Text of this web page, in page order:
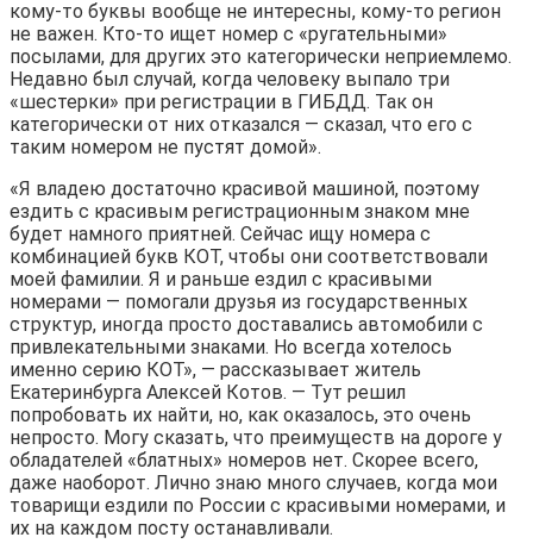
кому-то буквы вообще не интересны, кому-то регион
не важен. Кто-то ищет номер с «ругательными»
посылами, для других это категорически неприемлемо.
Недавно был случай, когда человеку выпало три
«шестерки» при регистрации в ГИБДД. Так он
категорически от них отказался — сказал, что его с
таким номером не пустят домой».
«Я владею достаточно красивой машиной, поэтому
ездить с красивым регистрационным знаком мне
будет намного приятней. Сейчас ищу номера с
комбинацией букв КОТ, чтобы они соответствовали
моей фамилии. Я и раньше ездил с красивыми
номерами — помогали друзья из государственных
структур, иногда просто доставались автомобили с
привлекательными знаками. Но всегда хотелось
именно серию КОТ», — рассказывает житель
Екатеринбурга Алексей Котов. — Тут решил
попробовать их найти, но, как оказалось, это очень
непросто. Могу сказать, что преимуществ на дороге у
обладателей «блатных» номеров нет. Скорее всего,
даже наоборот. Лично знаю много случаев, когда мои
товарищи ездили по России с красивыми номерами, и
их на каждом посту останавливали.